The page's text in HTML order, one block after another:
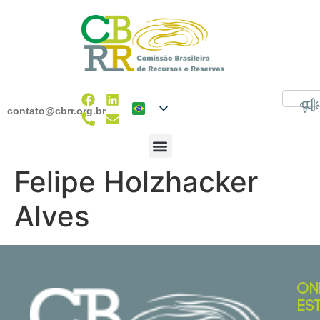
contato@cbrr.org.br
Felipe Holzhacker
Alves